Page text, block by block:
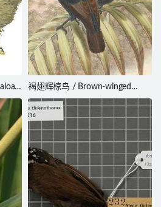
褐翅辉椋鸟 / Brown-winged
Starling / Aplonis grandis